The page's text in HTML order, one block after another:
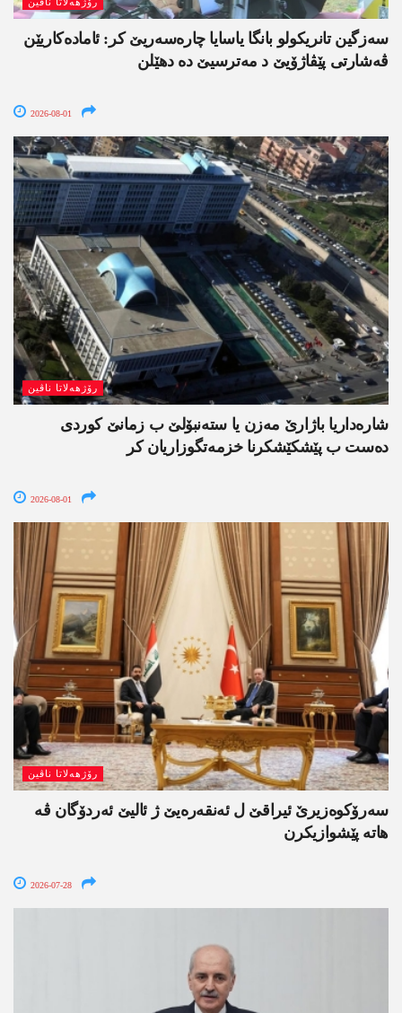
سەزگین تانریکولو بانگا یاسایا چارەسەریێ کر: ئامادەکاریێن
ڤەشارتی پێڤاژۆیێ د مەترسیێ دە دھێلن
2026-08-01
رۆژھەلاتا ناڤین
شارەداریا باژارێ مەزن یا ستەنبۆلێ ب زمانێ کوردی
دەست ب پێشکێشکرنا خزمەتگوزاریان کر
2026-08-01
رۆژھەلاتا ناڤین
سەرۆکوەزیرێ ئیراقێ ل ئەنقەرەیێ ژ ئالیێ ئەردۆگان ڤە
ھاتە پێشوازیکرن
2026-07-28